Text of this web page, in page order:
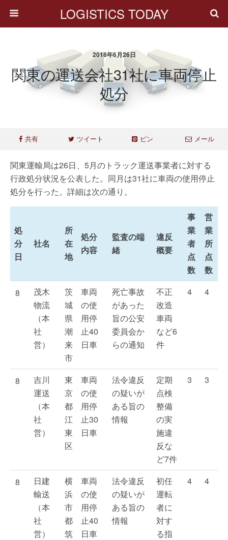
LOGISTICS TODAY
2018年6月26日
関東の運送会社31社に車両停止
処分
共有 ツイート ピン メール
関東運輸局は26日、5月のトラック運送事業者に対する
行政処分状況を公表した。同月は31社に車両の使用停止
処分を行った。詳細は次の通り。
処
分
日
社名
所
在
地
処分
内容
監査の端
緒
違反
概要
事
業
者
点
数
営
業
所
点
数
8
茂木
物流
（本
社
営）
茨
城
県
潮
来
市
車両
の使
用停
止40
日車
死亡事故
があった
旨の公安
委員会か
らの通知
不正
改造
車両
など6
件
4 4
8
吉川
運送
（本
社
営）
東
京
都
江
東
区
車両
の使
用停
止30
日車
法令違反
の疑いが
ある旨の
情報
定期
点検
整備
の実
施違
反な
ど7件
3 3
8
日建
輸送
（本
社
営）
横
浜
市
都
筑
車両
の使
用停
止40
日車
法令違反
の疑いが
ある旨の
情報
初任
運転
者に
対す
る指
4 4